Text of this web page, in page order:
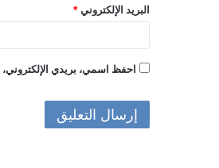
البريد الإلكتروني *
احفظ اسمي، بريدي الإلكتروني،